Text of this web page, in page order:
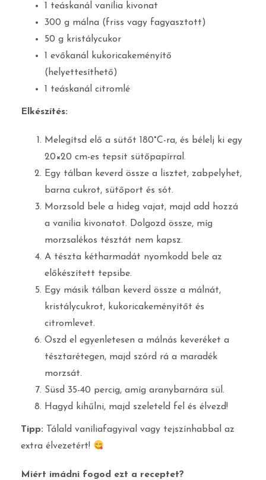
1 teáskanál vanília kivonat
300 g málna (friss vagy fagyasztott)
50 g kristálycukor
1 evőkanál kukoricakeményítő
(helyettesíthető)
1 teáskanál citromlé
Elkészítés:
Melegítsd elő a sütőt 180°C-ra, és bélelj ki egy
20×20 cm-es tepsit sütőpapírral.
Egy tálban keverd össze a lisztet, zabpelyhet,
barna cukrot, sütőport és sót.
Morzsold bele a hideg vajat, majd add hozzá
a vanília kivonatot. Dolgozd össze, míg
morzsalékos tésztát nem kapsz.
A tészta kétharmadát nyomkodd bele az
előkészített tepsibe.
Egy másik tálban keverd össze a málnát,
kristálycukrot, kukoricakeményítőt és
citromlevet.
Oszd el egyenletesen a málnás keveréket a
tésztarétegen, majd szórd rá a maradék
morzsát.
Süsd 35-40 percig, amíg aranybarnára sül.
Hagyd kihűlni, majd szeleteld fel és élvezd!
Tipp: Tálald vaníliafagyival vagy tejszínhabbal az
extra élvezetért!
Miért imádni fogod ezt a receptet?